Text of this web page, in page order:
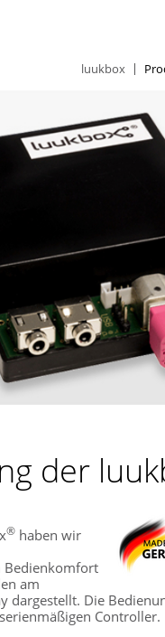
luukbox
der
® haben wir
Bedienkomfort
am
dargestellt. Die
Controller.